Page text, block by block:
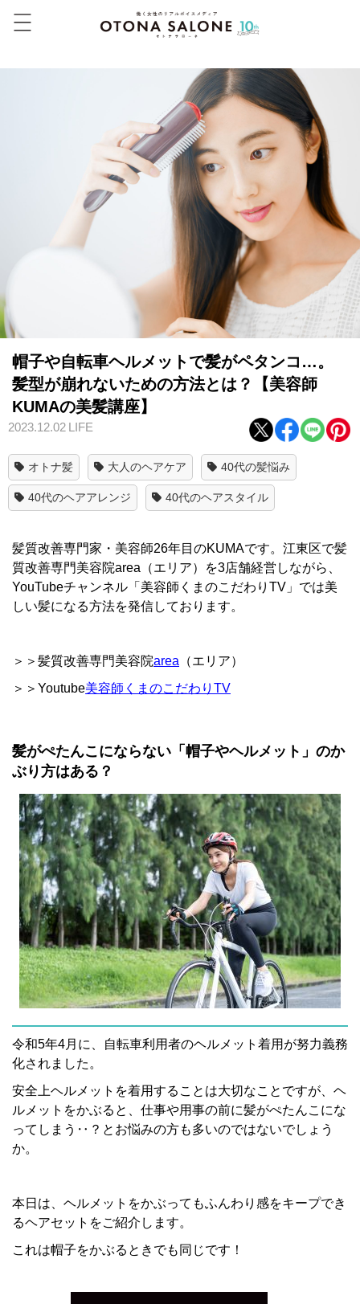
帽子や自転車ヘルメットで髪がペタンコ…。
髪型が崩れないための方法とは？【美容師
KUMAの美髪講座】
2023.12.02 LIFE
オトナ髪 大人のヘアケア 40代の髪悩み
40代のヘアアレンジ 40代のヘアスタイル
髪質改善専門家・美容師26年目のKUMAです。江東区で髪
質改善専門美容院area（エリア）を3店舗経営しながら、
YouTubeチャンネル「美容師くまのこだわりTV」では美
しい髪になる方法を発信しております。
＞＞髪質改善専門美容院area （エリア）
＞＞Youtube美容師くまのこだわりTV
髪がぺたんこにならない「帽子やヘルメット」のか
ぶり方はある？
令和5年4月に、自転車利用者のヘルメット着用が努力義務
化されました。
安全上ヘルメットを着用することは大切なことですが、ヘ
ルメットをかぶると、仕事や用事の前に髪がぺたんこにな
ってしまう‥？とお悩みの方も多いのではないでしょう
か。
本日は、ヘルメットをかぶってもふんわり感をキープでき
るヘアセットをご紹介します。
これは帽子をかぶるときでも同じです！